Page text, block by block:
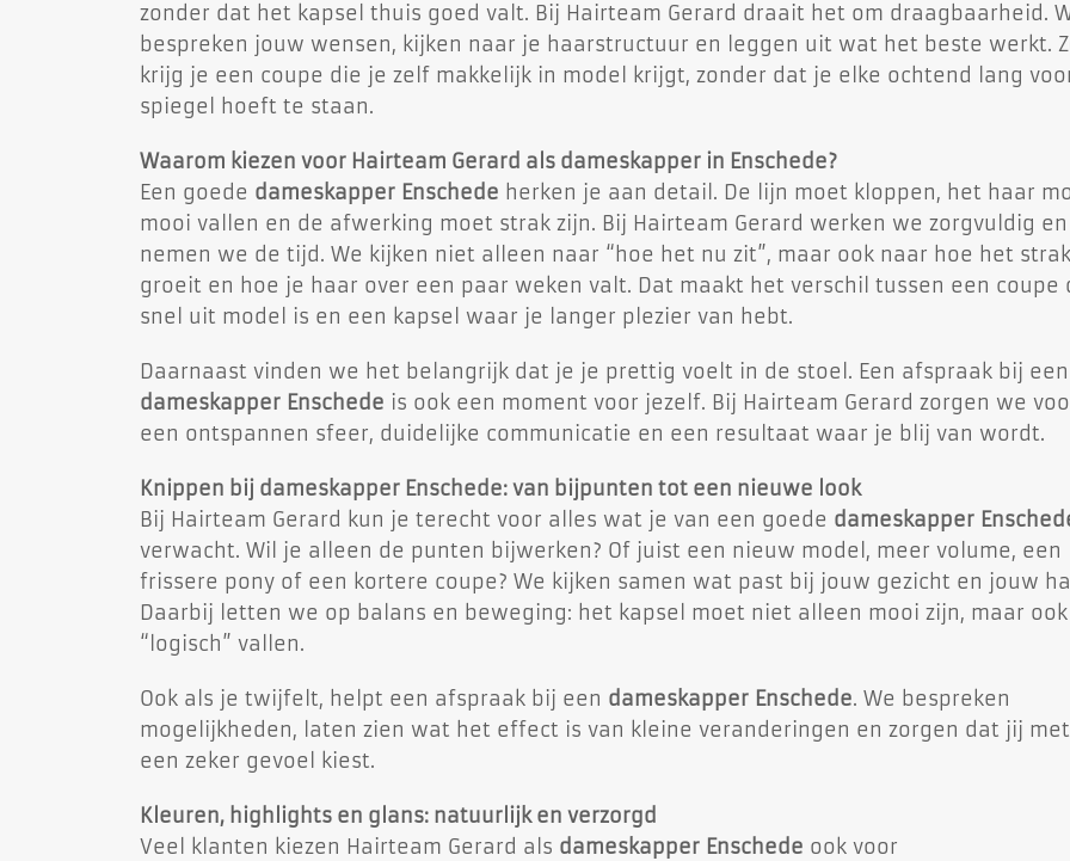
zonder dat het kapsel thuis goed valt. Bij Hairteam Gerard draait het om draagbaarheid.
bespreken jouw wensen, kijken naar je haarstructuur en leggen uit wat het beste werkt.
krijg je een coupe die je zelf makkelijk in model krijgt, zonder dat je elke ochtend lang
spiegel hoeft te staan.
Waarom kiezen voor Hairteam Gerard als dameskapper in Enschede?
Een goede dameskapper Enschede herken je aan detail. De lijn moet kloppen, het haar
mooi vallen en de afwerking moet strak zijn. Bij Hairteam Gerard werken we zorgvuldig en
nemen we de tijd. We kijken niet alleen naar “hoe het nu zit”, maar ook naar hoe het
groeit en hoe je haar over een paar weken valt. Dat maakt het verschil tussen een coupe
snel uit model is en een kapsel waar je langer plezier van hebt.
Daarnaast vinden we het belangrijk dat je je prettig voelt in de stoel. Een afspraak bij een
dameskapper Enschede is ook een moment voor jezelf. Bij Hairteam Gerard zorgen we
een ontspannen sfeer, duidelijke communicatie en een resultaat waar je blij van wordt.
Knippen bij dameskapper Enschede: van bijpunten tot een nieuwe look
Bij Hairteam Gerard kun je terecht voor alles wat je van een goede dameskapper
verwacht. Wil je alleen de punten bijwerken? Of juist een nieuw model, meer volume, een
frissere pony of een kortere coupe? We kijken samen wat past bij jouw gezicht en jouw
Daarbij letten we op balans en beweging: het kapsel moet niet alleen mooi zijn, maar ook
“logisch” vallen.
Ook als je twijfelt, helpt een afspraak bij een dameskapper Enschede. We bespreken
mogelijkheden, laten zien wat het effect is van kleine veranderingen en zorgen dat jij met
een zeker gevoel kiest.
Kleuren, highlights en glans: natuurlijk en verzorgd
Veel klanten kiezen Hairteam Gerard als dameskapper Enschede ook voor